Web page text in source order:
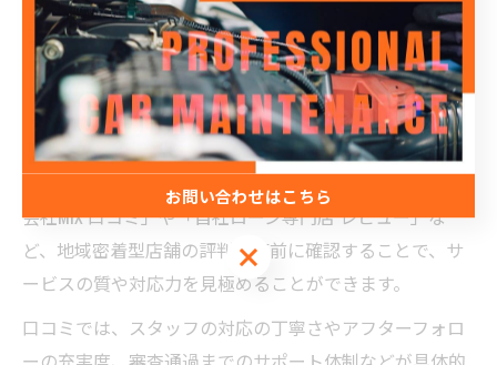
件を整理し、無理のない支払い計画を立てることが大切
です。
口コミ活用で車屋の対応力を見極める
車屋選びで失敗しないためには、実際に利用した方の口
コミやレビューを活用することが有効です。特に「合同
会社MiX 口コミ」や「自社ローン専門店 レビュー」な
ど、地域密着型店舗の評判を事前に確認することで、サ
ービスの質や対応力を見極めることができます。
口コミでは、スタッフの対応の丁寧さやアフターフォロ
お問い合わせはこちら
お問い合わせはこちら